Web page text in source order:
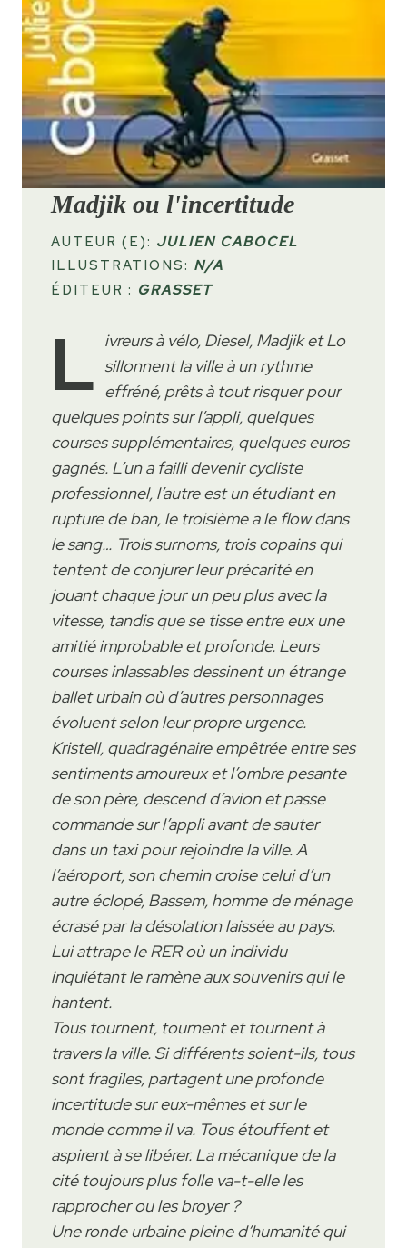
Madjik ou l'incertitude
AUTEUR (E): JULIEN CABOCEL
ILLUSTRATIONS: N/A
ÉDITEUR : GRASSET
L ivreurs à vélo, Diesel, Madjik et Lo
sillonnent la ville à un rythme
effréné, prêts à tout risquer pour
quelques points sur l’appli, quelques
courses supplémentaires, quelques euros
gagnés. L’un a failli devenir cycliste
professionnel, l’autre est un étudiant en
rupture de ban, le troisième a le flow dans
le sang… Trois surnoms, trois copains qui
tentent de conjurer leur précarité en
jouant chaque jour un peu plus avec la
vitesse, tandis que se tisse entre eux une
amitié improbable et profonde. Leurs
courses inlassables dessinent un étrange
ballet urbain où d’autres personnages
évoluent selon leur propre urgence.
Kristell, quadragénaire empêtrée entre ses
sentiments amoureux et l’ombre pesante
de son père, descend d’avion et passe
commande sur l’appli avant de sauter
dans un taxi pour rejoindre la ville. A
l’aéroport, son chemin croise celui d’un
autre éclopé, Bassem, homme de ménage
écrasé par la désolation laissée au pays.
Lui attrape le RER où un individu
inquiétant le ramène aux souvenirs qui le
hantent.
Tous tournent, tournent et tournent à
travers la ville. Si différents soient-ils, tous
sont fragiles, partagent une profonde
incertitude sur eux-mêmes et sur le
monde comme il va. Tous étouffent et
aspirent à se libérer. La mécanique de la
cité toujours plus folle va-t-elle les
rapprocher ou les broyer ?
Une ronde urbaine pleine d’humanité qui